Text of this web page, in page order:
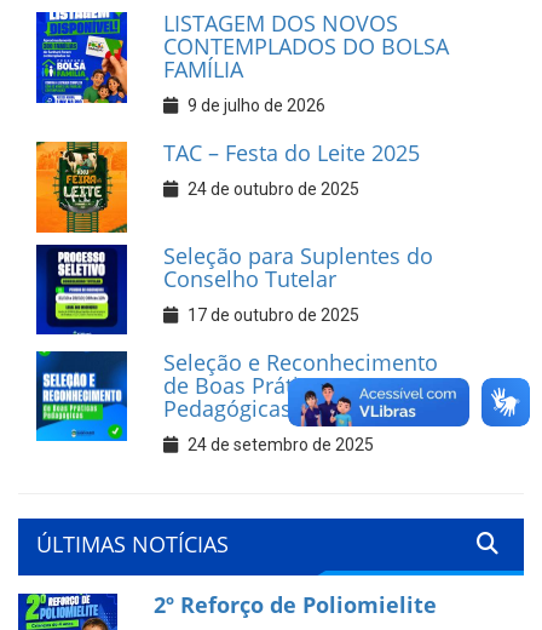
LISTAGEM DOS NOVOS
CONTEMPLADOS DO BOLSA
FAMÍLIA
9 de julho de 2026
TAC – Festa do Leite 2025
24 de outubro de 2025
Seleção para Suplentes do
Conselho Tutelar
17 de outubro de 2025
Seleção e Reconhecimento
de Boas Práticas
Pedagógicas
24 de setembro de 2025
ÚLTIMAS NOTÍCIAS
2º Reforço de Poliomielite